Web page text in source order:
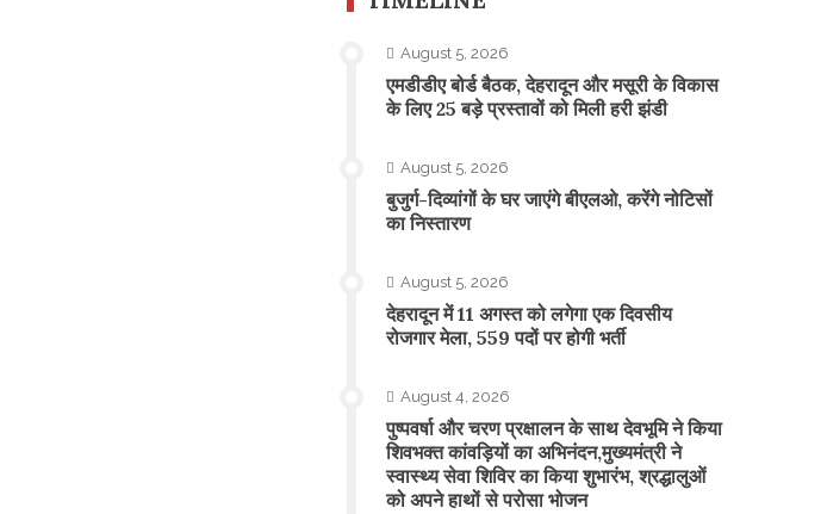
August 5, 2026
एमडीडीए बोर्ड बैठक, देहरादून और मसूरी के विकास
के लिए 25 बड़े प्रस्तावों को मिली हरी झंडी
August 5, 2026
बुजुर्ग-दिव्यांगों के घर जाएंगे बीएलओ, करेंगे नोटिसों
का निस्तारण
August 5, 2026
​देहरादून में 11 अगस्त को लगेगा एक दिवसीय
रोजगार मेला, 559 पदों पर होगी भर्ती
August 4, 2026
पुष्पवर्षा और चरण प्रक्षालन के साथ देवभूमि ने किया
शिवभक्त कांवड़ियों का अभिनंदन,मुख्यमंत्री ने
स्वास्थ्य सेवा शिविर का किया शुभारंभ, श्रद्धालुओं
को अपने हाथों से परोसा भोजन